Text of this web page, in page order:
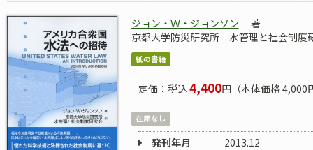
ジョン・Ｗ・ジョンソン
著
京都大学防災研究所 水管理と社会制度
紙の書籍
定価：税込4,400円（本体価格 4,000
在庫なし
発刊年月
2013.12